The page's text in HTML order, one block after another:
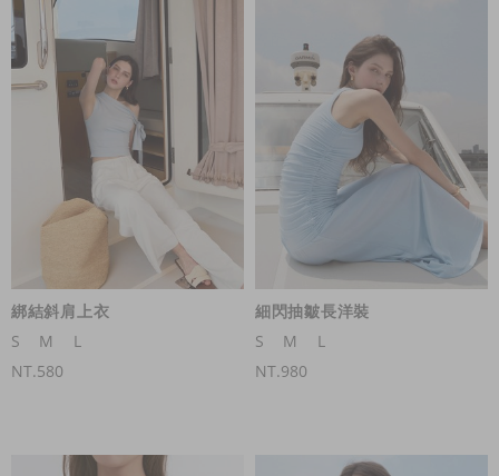
綁結斜肩上衣
S
M
L
NT.580
細閃抽皺長洋裝
S
M
L
NT.980